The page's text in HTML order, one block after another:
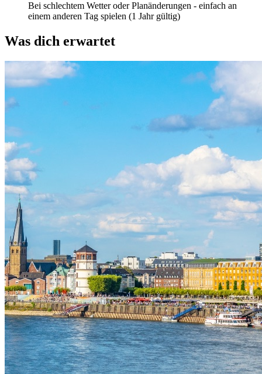
Bei schlechtem Wetter oder Planänderungen - einfach an
einem anderen Tag spielen (1 Jahr gültig)
Was dich erwartet